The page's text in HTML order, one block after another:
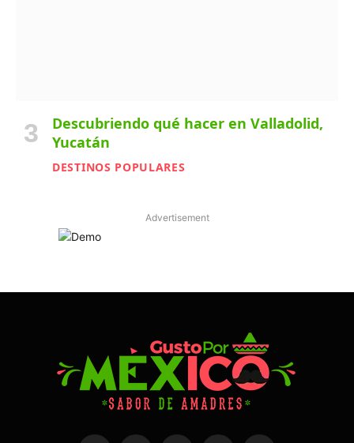
Descubriendo qué hacer en Valladolid,
Yucatán
DESTINOS POPULARES
Advertisement